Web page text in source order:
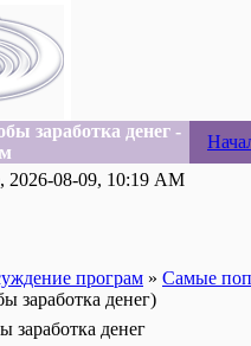
заработка денег -
2026-08-09, 10:19 AM
програм » Самые
заработка денег)
заработка денег